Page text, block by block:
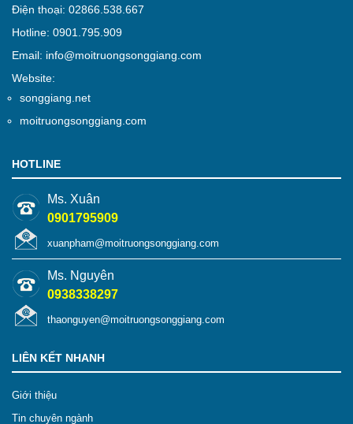
Điện thoại: 02866.538.667
Hotline: 0901.795.909
Email: info@moitruongsonggiang.com
Website:
songgiang.net
moitruongsonggiang.com
HOTLINE
Ms. Xuân
0901795909
xuanpham@moitruongsonggiang.com
Ms. Nguyên
0938338297
thaonguyen@moitruongsonggiang.com
LIÊN KẾT NHANH
Giới thiệu
Tin chuyên ngành